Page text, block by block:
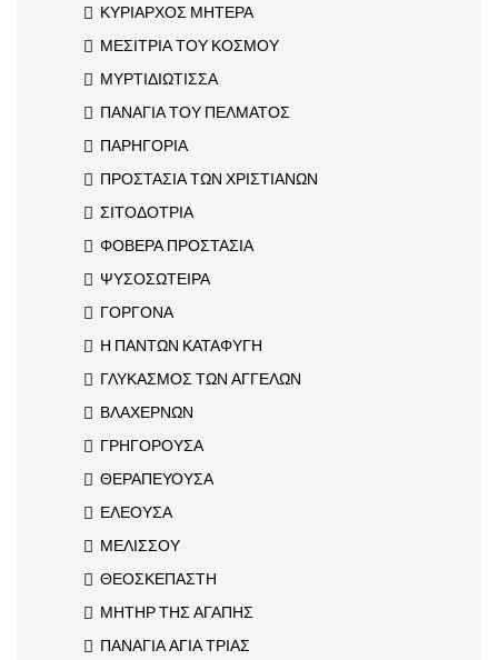
ΚΥΡΙΑΡΧΟΣ ΜΗΤΕΡΑ
ΜΕΣΙΤΡΙΑ ΤΟΥ ΚΟΣΜΟΥ
ΜΥΡΤΙΔΙΩΤΙΣΣΑ
ΠΑΝΑΓΙΑ ΤΟΥ ΠΕΛΜΑΤΟΣ
ΠΑΡΗΓΟΡΙΑ
ΠΡΟΣΤΑΣΙΑ ΤΩΝ ΧΡΙΣΤΙΑΝΩΝ
ΣΙΤΟΔΟΤΡΙΑ
ΦΟΒΕΡΑ ΠΡΟΣΤΑΣΙΑ
ΨΥΣΟΣΩΤΕΙΡΑ
ΓΟΡΓΟΝΑ
Η ΠΑΝΤΩΝ ΚΑΤΑΦΥΓΗ
ΓΛΥΚΑΣΜΟΣ ΤΩΝ ΑΓΓΕΛΩΝ
ΒΛΑΧΕΡΝΩΝ
ΓΡΗΓΟΡΟΥΣΑ
ΘΕΡΑΠΕΥΟΥΣΑ
ΕΛΕΟΥΣΑ
ΜΕΛΙΣΣΟΥ
ΘΕΟΣΚΕΠΑΣΤΗ
ΜΗΤΗΡ ΤΗΣ ΑΓΑΠΗΣ
ΠΑΝΑΓΙΑ ΑΓΙΑ ΤΡΙΑΣ